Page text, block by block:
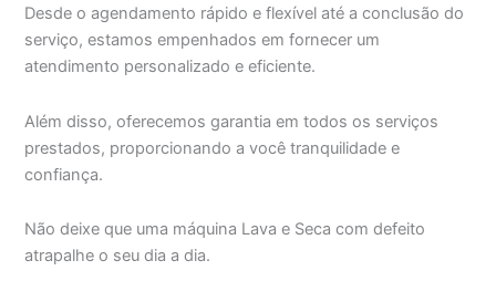
Desde o agendamento rápido e flexível até a conclusão do
serviço, estamos empenhados em fornecer um
atendimento personalizado e eficiente.
Além disso, oferecemos garantia em todos os serviços
prestados, proporcionando a você tranquilidade e
confiança.
Não deixe que uma máquina Lava e Seca com defeito
atrapalhe o seu dia a dia.